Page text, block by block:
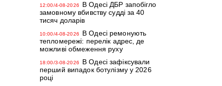
12:00/4-08-2026
В Одесі ДБР запобігло
замовному вбивству судді за 40
тисяч доларів
10:00/4-08-2026
В Одесі ремонують
тепломережі: перелік адрес, де
можливі обмеження руху
18:00/3-08-2026
В Одесі зафіксували
перший випадок ботулізму у 2026
році